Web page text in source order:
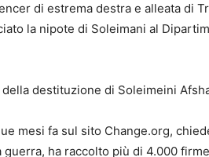
di estrema destra e alleata di
la nipote di Soleimani al
destituzione di Soleimeini
mesi fa sul sito Change.org,
ha raccolto più di 4.000